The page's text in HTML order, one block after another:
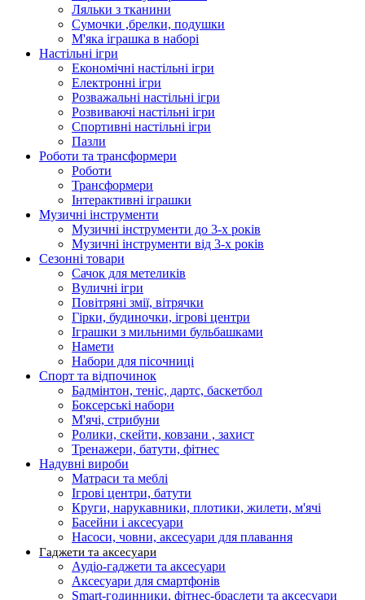
Ляльки з тканини
Сумочки ,брелки, подушки
М'яка іграшка в наборі
Настільні ігри
Економічні настільні ігри
Електронні ігри
Розважальні настільні ігри
Розвиваючі настільні ігри
Спортивні настільні ігри
Пазли
Роботи та трансформери
Роботи
Трансформери
Інтерактивні іграшки
Музичні інструменти
Музичні інструменти до 3-х років
Музичні інструменти від 3-х років
Сезонні товари
Сачок для метеликів
Вуличні ігри
Повітряні змії, вітрячки
Гірки, будиночки, ігрові центри
Іграшки з мильними бульбашками
Намети
Набори для пісочниці
Спорт та відпочинок
Бадмінтон, теніс, дартс, баскетбол
Боксерські набори
М'ячі, стрибуни
Ролики, скейти, ковзани , захист
Тренажери, батути, фітнес
Надувні вироби
Матраси та меблі
Ігрові центри, батути
Круги, нарукавники, плотики, жилети, м'ячі
Басейни і аксесуари
Насоси, човни, аксесуари для плавання
Гаджети та аксесуари
Аудіо-гаджети та аксесуари
Аксесуари для смартфонів
Smart-годинники, фітнес-браслети та аксесуари